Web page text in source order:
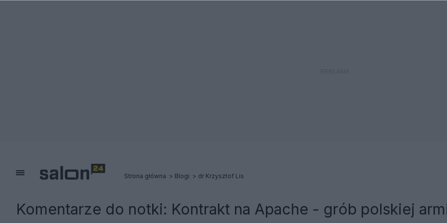
Strona główna Blogi dr Krzysztof Lis
Komentarze do notki: Kontrakt na Apache - grób polskiej